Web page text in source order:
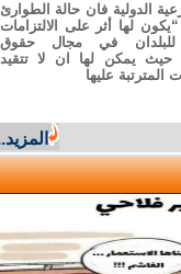
الدولية فان حالة الطوارئ
لها أثر على الالتزامات
للبلدان في مجال حقوق
حيث يمكن لها ان لا تتقيد
المترتبة عليها
المزيد...